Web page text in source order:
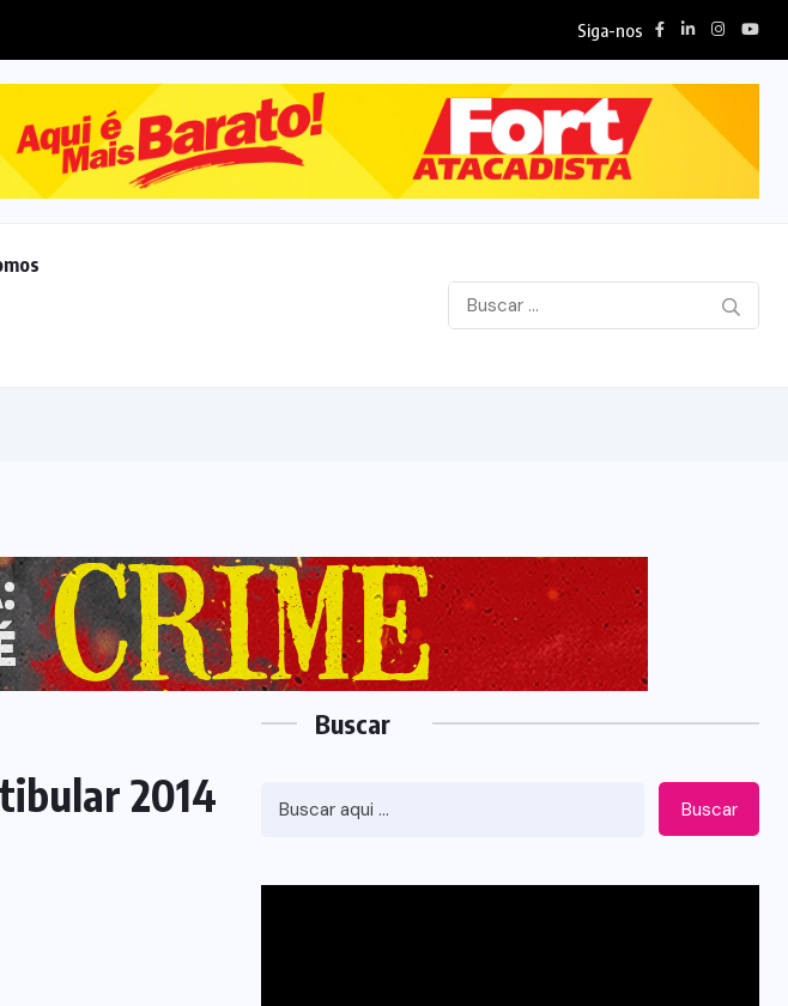
Flávio Dino vê “fortes indícios” e autoriza operação...
Siga-nos
2014
Buscar
Buscar